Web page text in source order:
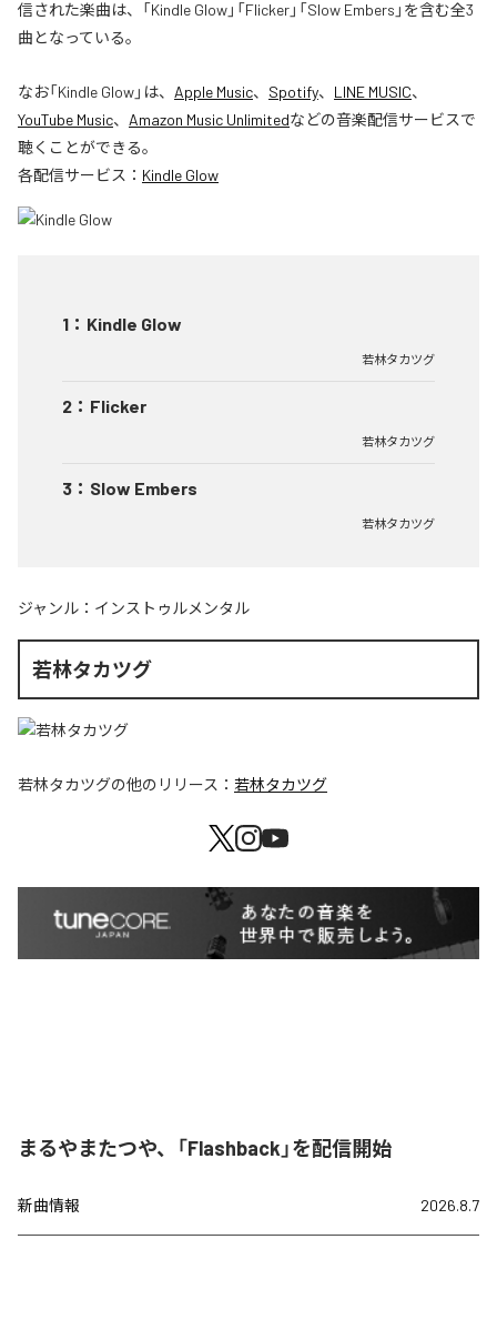
信された楽曲は、「Kindle Glow」「Flicker」「Slow Embers」を含む全3
曲となっている。
なお「Kindle Glow」は、 Apple Music、 Spotify、 LINE MUSIC、
YouTube Music、 Amazon Music Unlimitedなどの音楽配信サービスで
聴くことができる。
各配信サービス： Kindle Glow
1 ： Kindle Glow
若林タカツグ
2 ： Flicker
若林タカツグ
3 ： Slow Embers
若林タカツグ
ジャンル： インストゥルメンタル
若林タカツグ
若林タカツグの他のリリース： 若林タカツグ
まるやまたつや、「Flashback」を配信開始
新曲情報 2026.8.7